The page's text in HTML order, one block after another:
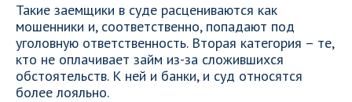
Такие заемщики в суде расцениваются как
мошенники и, соответственно, попадают под
уголовную ответственность. Вторая категория – те,
кто не оплачивает займ из-за сложившихся
обстоятельств. К ней и банки, и суд относятся
более лояльно.